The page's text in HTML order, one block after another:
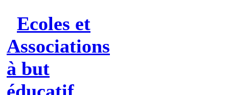
Ecoles et
Associations
à but